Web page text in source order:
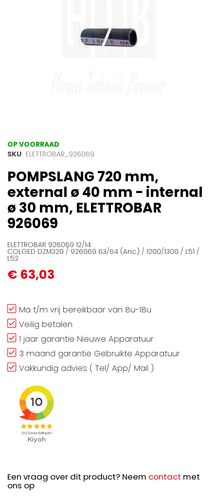
Ga
naar
begin
van
de
afbeeldingen-
gallerij
OP VOORRAAD
SKU ELETTROBAR_926069
POMPSLANG 720 mm,
external ø 40 mm - internal
ø 30 mm, ELETTROBAR
926069
ELETTROBAR 926069 12/14
COLGED DZM320 / 926069 63/64 (Anc.) / 1200/1300 / L51 /
L52
€ 63,03
Ma t/m vrij bereikbaar van 8u-18u
Veilig betalen
1 jaar garantie Nieuwe Apparatuur
3 maand garantie Gebruikte Apparatuur
Vakkundig advies ( Tel/ App/ Mail )
Een vraag over dit product? Neem contact met
ons op